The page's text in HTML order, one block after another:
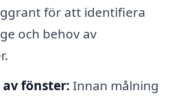
för att identifiera
och behov av
fönster: Innan målning